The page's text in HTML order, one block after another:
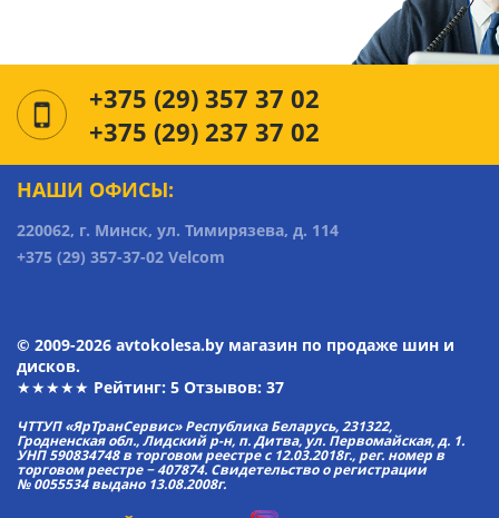
+375 (29) 357 37 02
+375 (29) 237 37 02
НАШИ ОФИСЫ:
220062, г. Минск, ул. Тимирязева, д. 114
+375 (29) 357-37-02 Velcom
© 2009-2026 avtokolesa.by магазин по продаже шин и
дисков.
★★★★★ Рейтинг: 5 Отзывов: 37
ЧТТУП «ЯрТранСервис» Республика Беларусь, 231322,
Гродненская обл., Лидский р-н, п. Дитва, ул. Первомайская, д. 1.
УНП 590834748 в торговом реестре с 12.03.2018г., рег. номер в
торговом реестре − 407874. Свидетельство о регистрации
№ 0055534 выдано 13.08.2008г.